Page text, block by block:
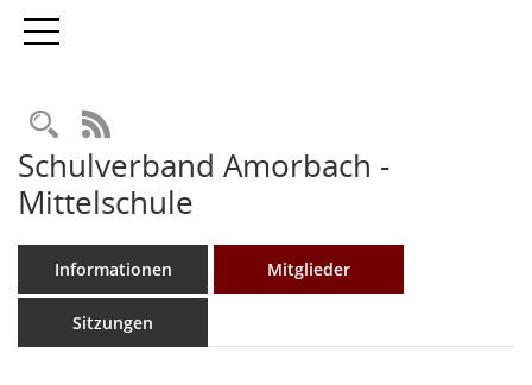
Toggle navigation
Rechercheauswahl
RSS-Feed
Schulverband Amorbach -
Mittelschule
Informationen Mitglieder
Sitzungen